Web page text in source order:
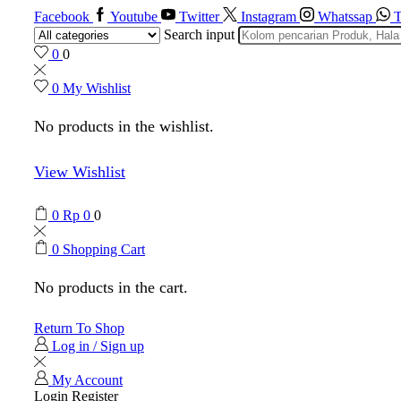
Facebook Youtube Twitter Instagram Whatssap
Search input
0 0
0 My Wishlist
No products in the wishlist.
View Wishlist
0 Rp 0 0
0 Shopping Cart
No products in the cart.
Return To Shop
Log in / Sign up
My Account
Login Register